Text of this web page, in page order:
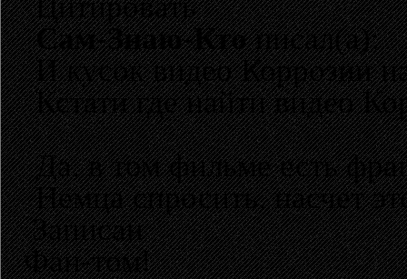
Сам-Знаю-Ктописал(а):
И кусок видео Коррозии
Кстати где найти видео
Да, в том фильме есть
Немца спросить, насчет
Записан
Фан-том!